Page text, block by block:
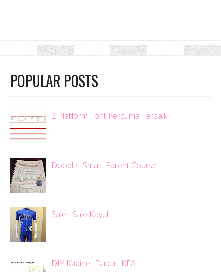
POPULAR POSTS
2 Platform Font Percuma Terbaik
Doodle : Smart Parent Course
Saje - Saje Kayuh
DIY Kabinet Dapur IKEA